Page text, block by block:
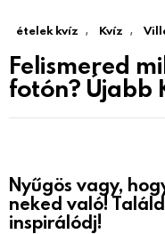
ételek kvíz , Kvíz ,
Felismered
fotón? Újabb
Nyűgös vagy,
neked való!
inspirálódj!